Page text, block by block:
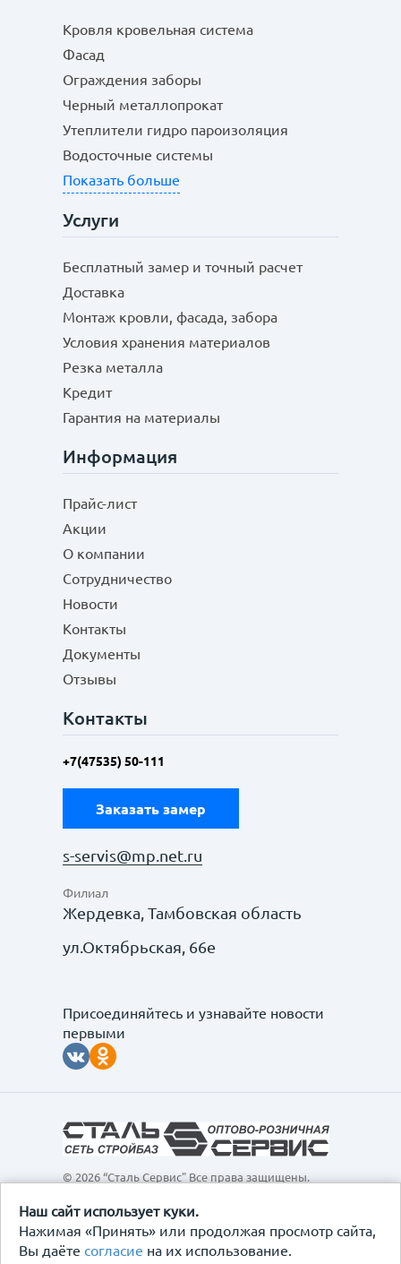
Наш сайт использует куки.
Нажимая «Принять» или продолжая просмотр сайта,
Вы даёте согласие на их использование.
Кровля кровельная система
Фасад
Ограждения заборы
Черный металлопрокат
Утеплители гидро пароизоляция
Водосточные системы
Показать больше
Услуги
Бесплатный замер и точный расчет
Доставка
Монтаж кровли, фасада, забора
Условия хранения материалов
Резка металла
Кредит
Гарантия на материалы
Информация
Прайс-лист
Акции
О компании
Сотрудничество
Новости
Контакты
Документы
Отзывы
Контакты
+7(47535) 50-111
Заказать замер
s-servis@mp.net.ru
Филиал
Жердевка, Тамбовская область
ул.Октябрьская, 66е
Присоединяйтесь и узнавайте новости
первыми
© 2026 “Сталь Сервис" Все права защищены.
интернет-сайт, а также вся информация о товарах и
ценах, предоставленная на нём, носит
исключительно информационный характер и ни при
каких условиях не является публичной офертой,